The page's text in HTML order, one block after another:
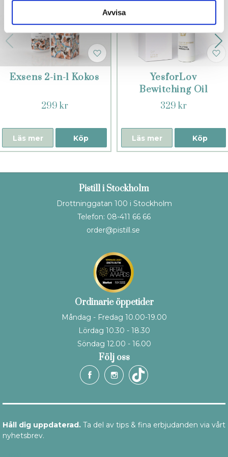
Avvisa
Exsens 2-in-1 Kokos
299 kr
Köp
Läs mer
YesforLov
Bewitching Oil
329 kr
Köp
Läs mer
Pistill i Stockholm
Drottninggatan 100 i Stockholm
Telefon: 08-411 66 66
order@pistill.se
Ordinarie öppetider
Måndag - Fredag 10.00-19.00
Lördag 10.30 - 18.30
Söndag 12.00 - 16.00
Följ oss
Håll dig uppdaterad. Ta del av tips & fina erbjudanden via vårt
nyhetsbrev.